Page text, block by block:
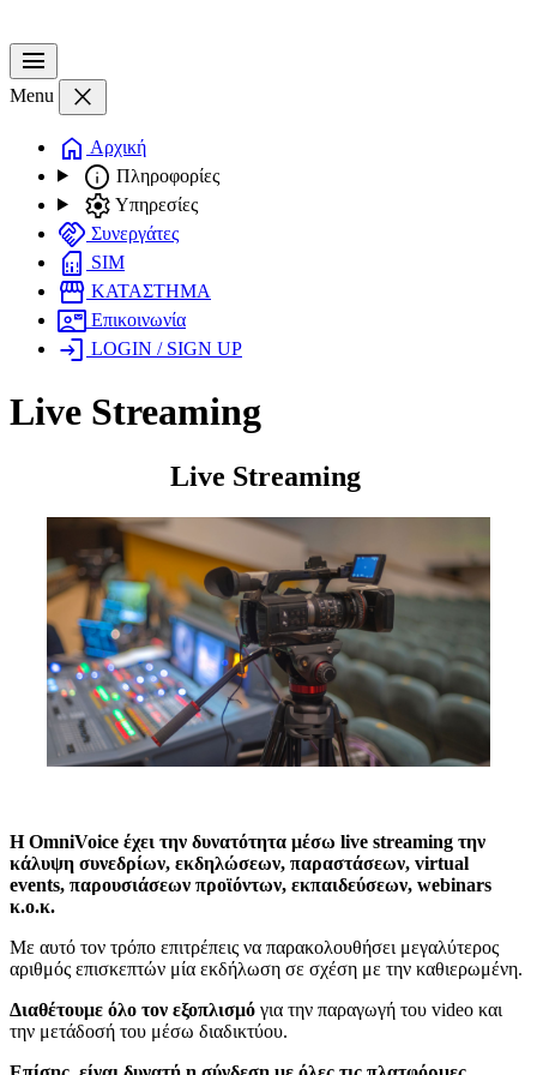
menu
Menu
close
home Αρχική
info Πληροφορίες
settings Υπηρεσίες
handshake Συνεργάτες
sim_card SIM
storefront ΚΑΤΑΣΤΗΜΑ
contact_mail Επικοινωνία
login LOGIN / SIGN UP
Live Streaming
Live Streaming
Η ΟmniVoice έχει την δυνατότητα μέσω live streaming την
κάλυψη συνεδρίων, εκδηλώσεων, παραστάσεων, virtual
events, παρουσιάσεων προϊόντων, εκπαιδεύσεων, webinars
κ.ο.κ.
Με αυτό τον τρόπο επιτρέπεις να παρακολουθήσει μεγαλύτερος
αριθμός επισκεπτών μία εκδήλωση σε σχέση με την καθιερωμένη.
Διαθέτουμε όλο τον εξοπλισμό για την παραγωγή του video και
την μετάδοσή του μέσω διαδικτύου.